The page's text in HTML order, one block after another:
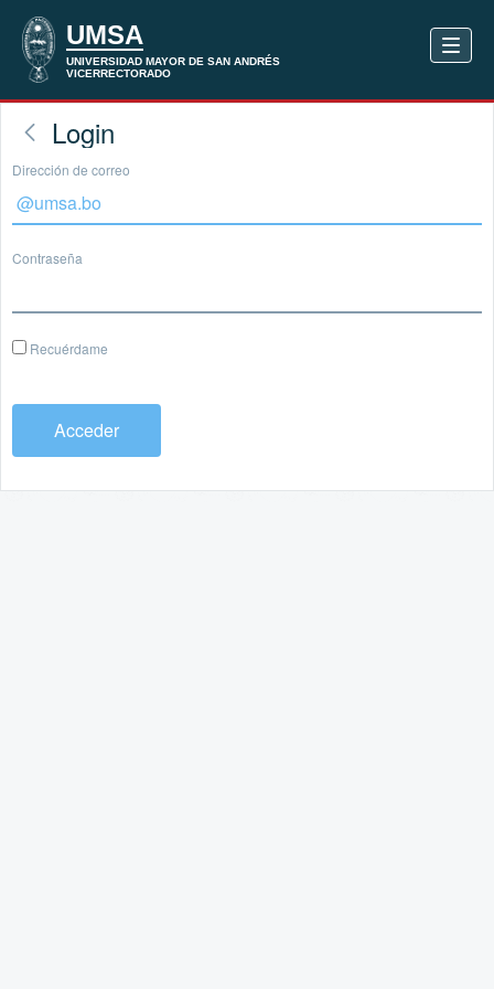
Login
Dirección de correo
Contraseña
Recuérdame
Acceder